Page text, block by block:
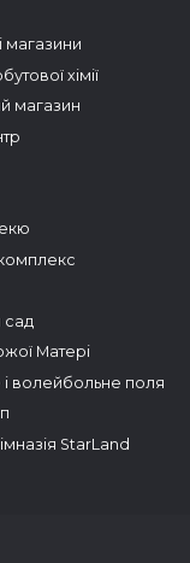
магазини
хімії
магазин
сад
Матері
волейбольне поля
StarLand